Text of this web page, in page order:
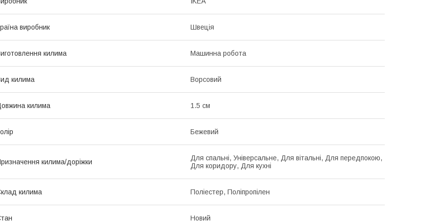
виробник Швеція
килима Машинна робота
килима Ворсовий
килима 1.5 см
Бежевий
килима/доріжки
Для спальні, Універсальне, Для вітальні, Для передпокою,
Для коридору, Для кухні
килима Поліестер, Поліпропілен
Новий